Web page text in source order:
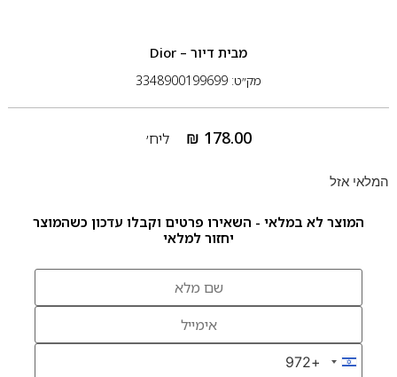
מבית דיור – Dior
מק״ט: 3348900199699
₪ 178.00 ליח׳
המלאי אזל
המוצר לא במלאי - השאירו פרטים וקבלו עדכון כשהמוצר
יחזור למלאי
Israel +972
+972